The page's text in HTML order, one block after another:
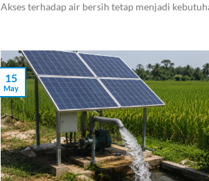
Akses terhadap air bersih tetap menjadi
15
May